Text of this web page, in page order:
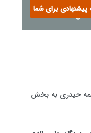
برای شما
حیدری به بخش